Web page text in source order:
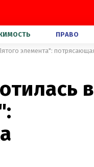
ПРАВО
в